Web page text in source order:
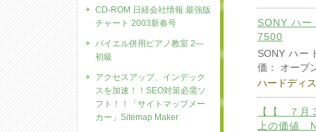
SONY ハ
7500
SONY ハー
価： オープ
ハードディ
【【 ７月
上の価値
CD-ROM 日経会社情報 最強版
チャート 2003新春号
バイエル併用ピアノ教室 2―
初級
アクセスアップ、インデック
スを加速！！SEO対策必需ソ
フト！！「サイトマップメー
カー」Sitemap Maker